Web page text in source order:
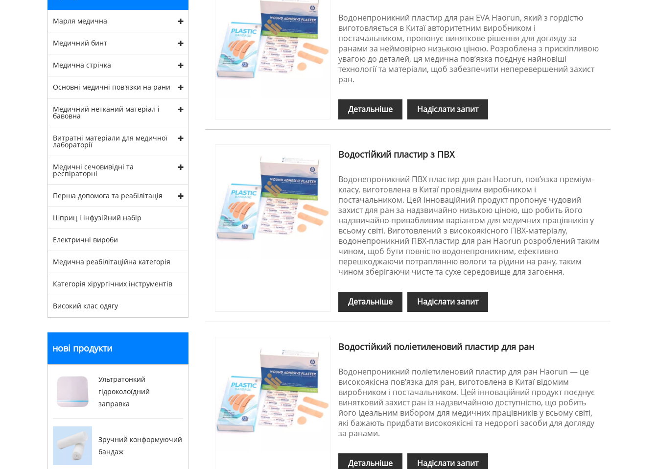
Марля медична
Медичний бинт
Медична стрічка
Основні медичні пов'язки на рани
Медичний нетканий матеріал і
бавовна
Витратні матеріали для медичної
лабораторії
Медичні сечовивідні та
респіраторні
Перша допомога та реабілітація
Шприц і інфузійний набір
Електричні вироби
Медична реабілітаційна категорія
Категорія хірургічних інструментів
Високий клас одягу
нові продукти
Ультратонкий
гідроколоїдний
заправка
Зручний конформуючий
бандаж
Водонепроникний пластир для ран EVA Haorun, який з гордістю
виготовляється в Китаї авторитетним виробником і
постачальником, пропонує виняткове рішення для догляду за
ранами за неймовірно низькою ціною. Розроблена з прискіпливою
увагою до деталей, ця медична пов’язка поєднує найновіші
технології та матеріали, щоб забезпечити неперевершений захист
ран.
Детальніше Надіслати запит
Водостійкий пластир з ПВХ
Водонепроникний ПВХ пластир для ран Haorun, пов’язка преміум-
класу, виготовлена ​​в Китаї провідним виробником і
постачальником. Цей інноваційний продукт пропонує чудовий
захист для ран за надзвичайно низькою ціною, що робить його
надзвичайно привабливим варіантом для медичних працівників у
всьому світі. Виготовлений з високоякісного ПВХ-матеріалу,
водонепроникний ПВХ-пластир для ран Haorun розроблений таким
чином, щоб бути повністю водонепроникним, ефективно
перешкоджаючи потраплянню вологи та рідини на рану, таким
чином зберігаючи чисте та сухе середовище для загоєння.
Детальніше Надіслати запит
Водостійкий поліетиленовий пластир для ран
Водонепроникний поліетиленовий пластир для ран Haorun — це
високоякісна пов’язка для ран, виготовлена ​​в Китаї відомим
виробником і постачальником. Цей інноваційний продукт поєднує
винятковий захист ран із надзвичайною доступністю, що робить
його ідеальним вибором для медичних працівників у всьому світі,
які бажають придбати високоякісні та недорогі засоби для догляду
за ранами.
Детальніше Надіслати запит